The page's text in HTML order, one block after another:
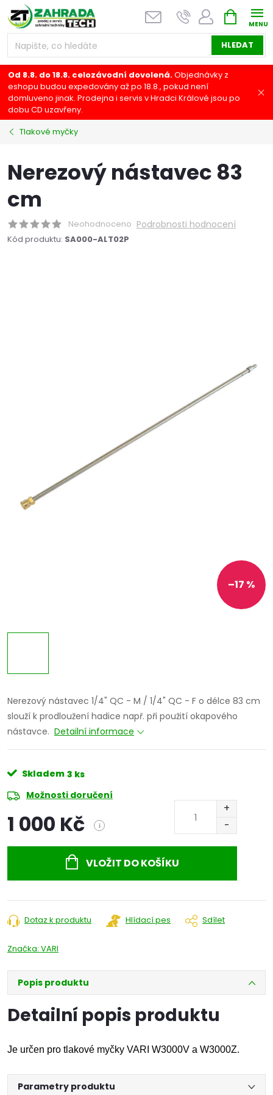
Přejít
na
obsah
HLEDAT
NÁKUPNÍ
KOŠÍK
Od 8.8. do 18.8. celozávodní dovolená.Objednávky z
eshopu budou expedovány až po 18.8., pokud není
domluveno jinak. Prodejna i servis v Hradci Králové jsou po
dobu CD uzavřeny.
Tlakové myčky
Nerezový nástavec 83
cm
Neohodnoceno Podrobnosti hodnocení
Kód produktu: SA000-ALT02P
–17 %
Nerezový nástavec 1/4" QC - M / 1/4" QC - F o délce 83 cm
slouží k prodloužení hadice např. při použití okapového
nástavce. Detailní informace
Skladem 3 ks
Možnosti doručení
1 000 Kč i
VLOŽIT DO KOŠÍKU
Dotaz k produktu Hlídací pes Sdílet
Značka: VARI
Popis produktu
Detailní popis produktu
Je určen pro tlakové myčky VARI W3000V a W3000Z.
Parametry produktu